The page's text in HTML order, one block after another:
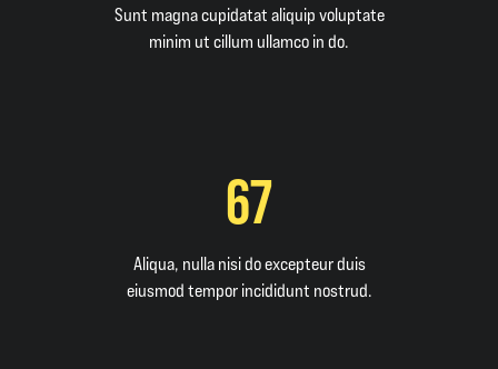
Sunt magna cupidatat aliquip voluptate
minim ut cillum ullamco in do.
67
Aliqua, nulla nisi do excepteur duis
eiusmod tempor incididunt nostrud.